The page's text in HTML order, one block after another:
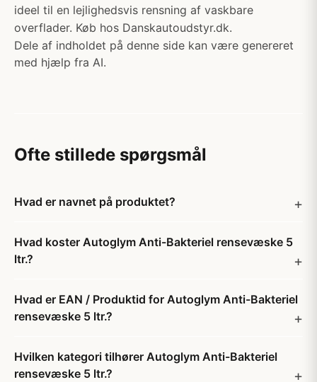
ideel til en lejlighedsvis rensning af vaskbare
overflader. Køb hos Danskautoudstyr.dk.
Dele af indholdet på denne side kan være genereret
med hjælp fra AI.
Ofte stillede spørgsmål
Hvad er navnet på produktet?
Hvad koster Autoglym Anti-Bakteriel rensevæske 5
ltr.?
Hvad er EAN / Produktid for Autoglym Anti-Bakteriel
rensevæske 5 ltr.?
Hvilken kategori tilhører Autoglym Anti-Bakteriel
rensevæske 5 ltr.?